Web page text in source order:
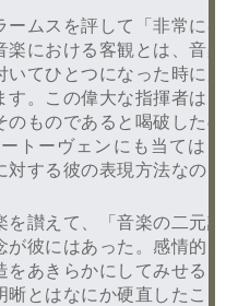
ムスを評して「非常に客
における客観とは、音楽
てひとつになった時に起
。この偉大な指揮者はブ
ものであると喝破したの
トーヴェンにも当てはま
する彼の表現方法なのだ
讃えて、「音楽の二元論
彼にはあった。感情的な
あきらかにしてみせるこ
とはなにか硬直したこと